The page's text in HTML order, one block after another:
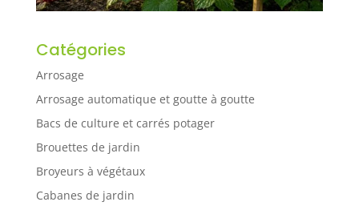
Catégories
Arrosage
Arrosage automatique et goutte à goutte
Bacs de culture et carrés potager
Brouettes de jardin
Broyeurs à végétaux
Cabanes de jardin